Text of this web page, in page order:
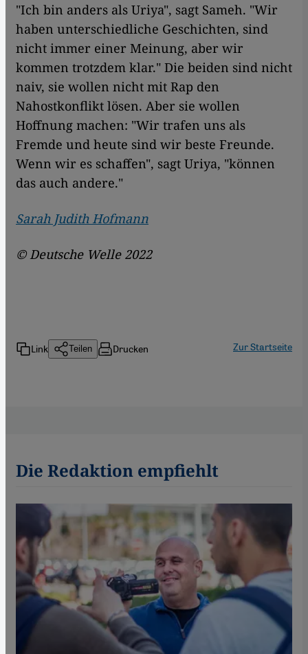
"Ich bin anders als Uriya", sagt Sameh. "Wir
haben unterschiedliche Geschichten, sind
nicht immer einer Meinung, aber wir
kommen trotzdem klar." Die beiden sind nicht
naiv, sie wollen nicht mit Rap den
Nahostkonflikt lösen. Aber sie wollen
Hoffnung machen: "Wir trafen uns als
Fremde und heute sind wir beste Freunde.
Wenn wir es schaffen", sagt Uriya, "können
das auch andere."
Sarah Judith Hofmann
© Deutsche Welle 2022
Link Teilen Drucken Zur Startseite
Die Redaktion empfiehlt